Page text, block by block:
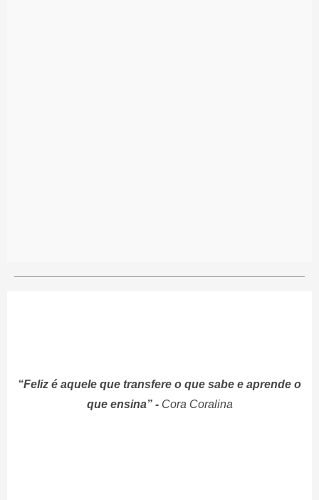
“Feliz é aquele que transfere o que sabe e aprende o
que ensina” - Cora Coralina